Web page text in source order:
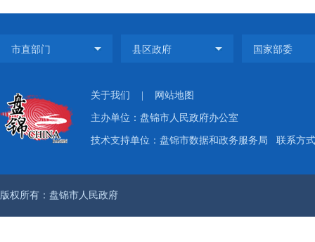
关于我们 网站地图
主办单位：盘锦市人民政府办公室
技术支持单位：盘锦市数据和政务服务局 联系方
版权所有：盘锦市人民政府